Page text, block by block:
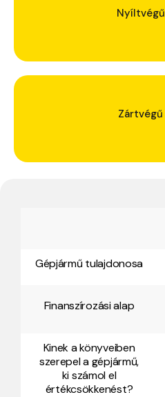
Gépjármű tulajdonosa
Finanszírozási alap
Kinek a könyveiben
szerepel a gépjármű,
ki számol el
értékcsökkenést?